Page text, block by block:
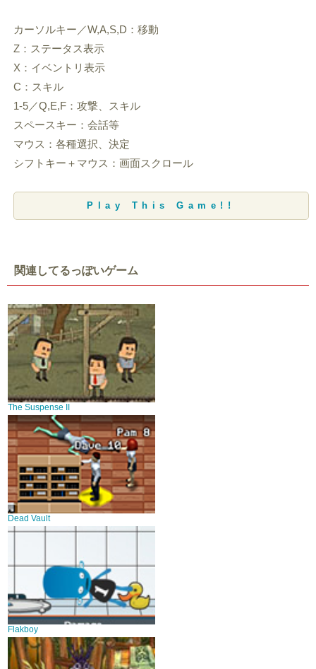
カーソルキー／W,A,S,D：移動
Z：ステータス表示
X：イベントリ表示
C：スキル
1-5／Q,E,F：攻撃、スキル
スペースキー：会話等
マウス：各種選択、決定
シフトキー＋マウス：画面スクロール
Play This Game!!
関連してるっぽいゲーム
The Suspense II
Dead Vault
Flakboy